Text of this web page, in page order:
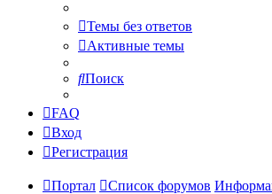
Темы без ответов
Активные темы
Поиск
FAQ
Вход
Регистрация
Портал Список форумов